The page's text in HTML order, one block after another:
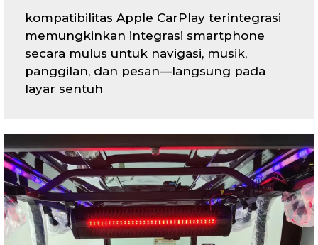
kompatibilitas Apple CarPlay terintegrasi
memungkinkan integrasi smartphone
secara mulus untuk navigasi, musik,
panggilan, dan pesan—langsung pada
layar sentuh